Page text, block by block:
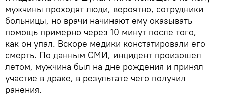
мужчины проходят люди, вероятно, сотрудники
больницы, но врачи начинают ему оказывать
помощь примерно через 10 минут после того,
как он упал. Вскоре медики констатировали его
смерть. По данным СМИ, инцидент произошел
летом, мужчина был на дне рождения и принял
участие в драке, в результате чего получил
ранения.